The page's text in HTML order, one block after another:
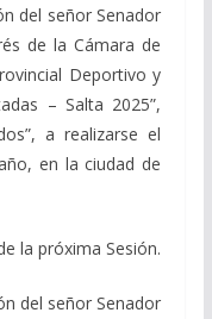
señor Senador
de la Cámara de
Deportivo y
– Salta 2025”,
a realizarse el
en la ciudad de
la próxima Sesión.
señor Senador